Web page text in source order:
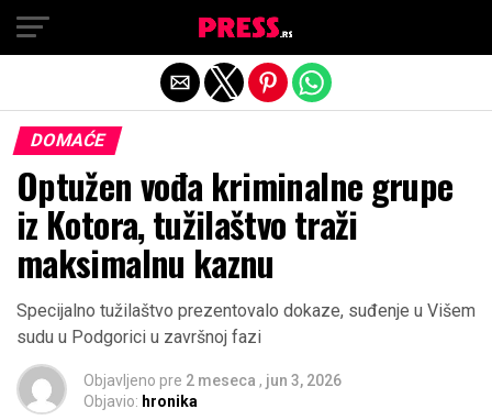
DOMAĆE
Optužen vođa kriminalne grupe
iz Kotora, tužilaštvo traži
maksimalnu kaznu
Specijalno tužilaštvo prezentovalo dokaze, suđenje u Višem
sudu u Podgorici u završnoj fazi
Objavljeno pre 2 meseca , jun 3, 2026
Objavio: hronika
Exit mobile version